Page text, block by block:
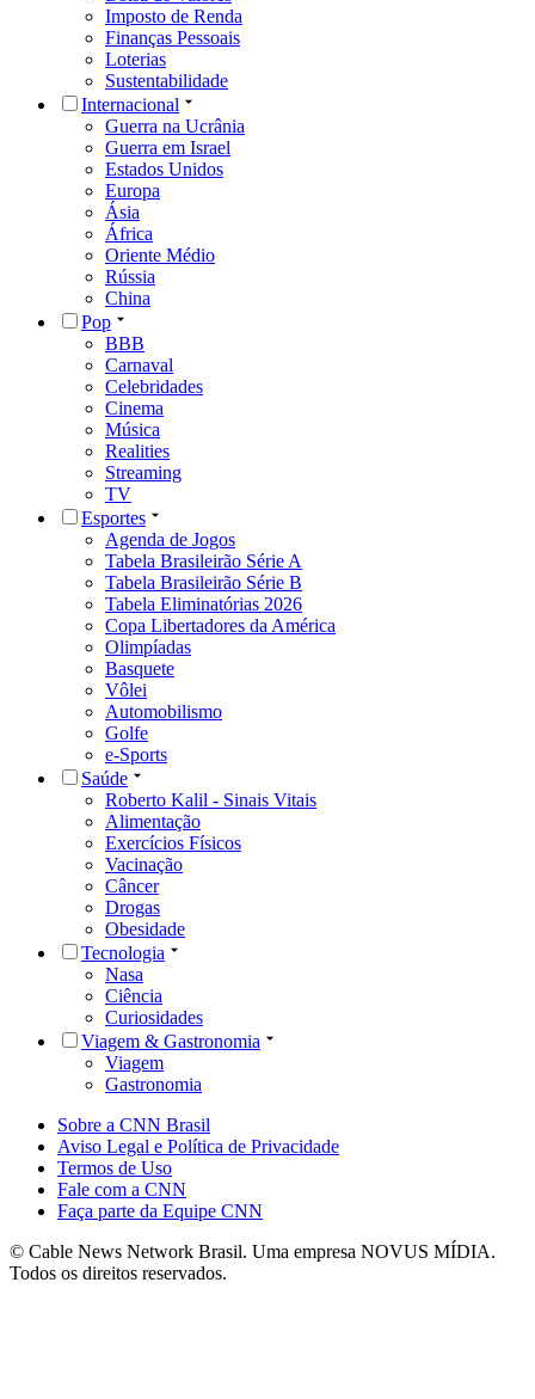
Imposto de Renda
Finanças Pessoais
Loterias
Sustentabilidade
Internacional
Guerra na Ucrânia
Guerra em Israel
Estados Unidos
Europa
Ásia
África
Oriente Médio
Rússia
China
Pop
BBB
Carnaval
Celebridades
Cinema
Música
Realities
Streaming
TV
Esportes
Agenda de Jogos
Tabela Brasileirão Série A
Tabela Brasileirão Série B
Tabela Eliminatórias 2026
Copa Libertadores da América
Olimpíadas
Basquete
Vôlei
Automobilismo
Golfe
e-Sports
Saúde
Roberto Kalil - Sinais Vitais
Alimentação
Exercícios Físicos
Vacinação
Câncer
Drogas
Obesidade
Tecnologia
Nasa
Ciência
Curiosidades
Viagem & Gastronomia
Viagem
Gastronomia
Sobre a CNN Brasil
Aviso Legal e Política de Privacidade
Termos de Uso
Fale com a CNN
Faça parte da Equipe CNN
© Cable News Network Brasil. Uma empresa NOVUS MÍDIA.
Todos os direitos reservados.